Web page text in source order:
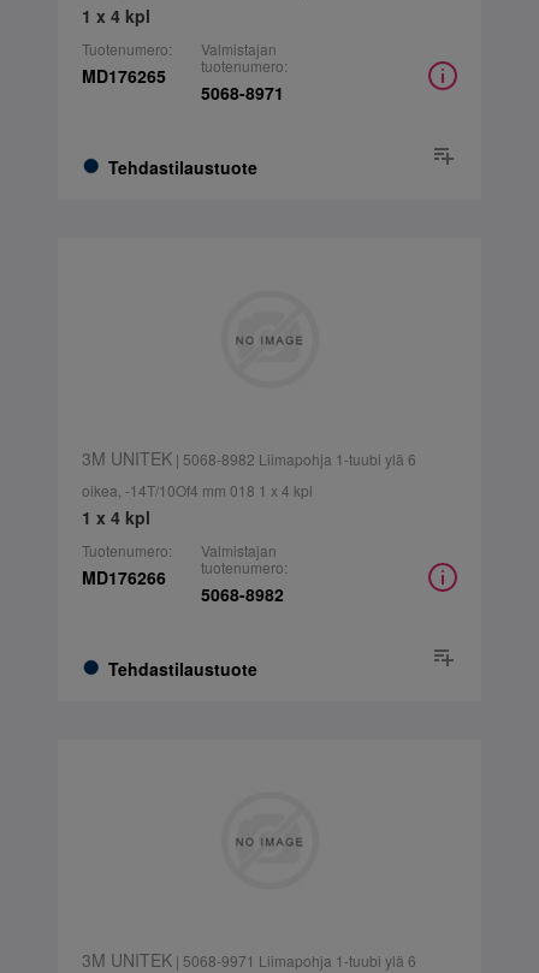
1 x 4 kpl
Tuotenumero:
MD176265
Tehdastilaustuote
Valmistajan
tuotenumero:
5068-8971
3M UNITEK| 5068-8982 Liimapohja 1-tuubi ylä 6
oikea, -14T/10Of4 mm 018 1 x 4 kpl
1 x 4 kpl
Tuotenumero:
MD176266
Tehdastilaustuote
Valmistajan
tuotenumero:
5068-8982
3M UNITEK| 5068-9971 Liimapohja 1-tuubi ylä 6